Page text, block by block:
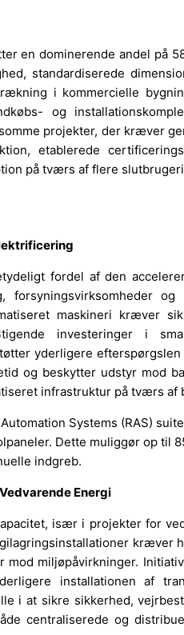
en dominerende andel på
standardiserede
i kommercielle
og
projekter, der kræver
etablerede
på tværs af flere
fordel af den
og
maskineri kræver
investeringer i
yderligere
og beskytter udstyr mod
infrastruktur på tværs af
Systems (RAS)
Dette muliggør op til
indgreb.
Energi
især i projekter for
kræver
mod miljøpåvirkninger.
installationen af
i at sikre sikkerhed,
centraliserede og